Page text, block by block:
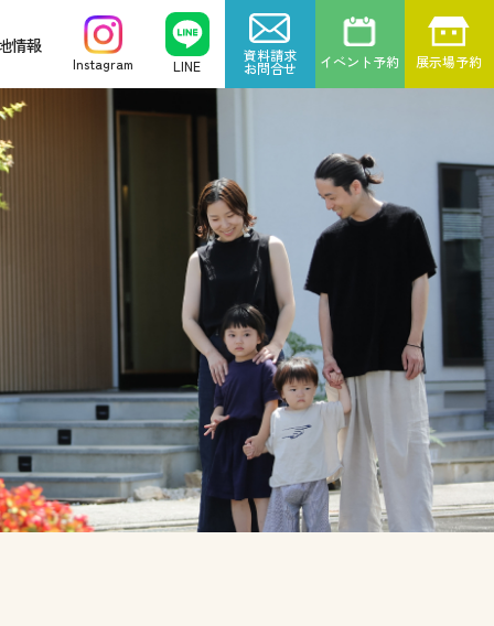
情報
Instagram LINE
資料請求
お問合せ イベント予約 展示場予約